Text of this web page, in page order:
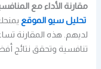
مقارنة الأداء مع
تحليل سيو الموقع
لديهم. هذه المقارنة
تنافسية وتحقق نتائج